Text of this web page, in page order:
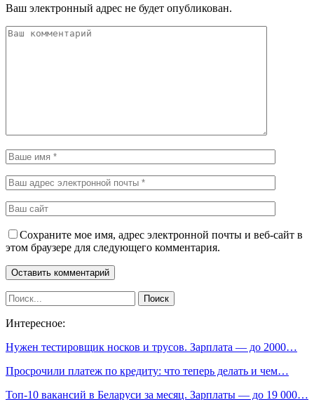
Ваш электронный адрес не будет опубликован.
Сохраните мое имя, адрес электронной почты и веб-сайт в
этом браузере для следующего комментария.
Интересное:
Нужен тестировщик носков и трусов. Зарплата — до 2000…
Просрочили платеж по кредиту: что теперь делать и чем…
Топ-10 вакансий в Беларуси за месяц. Зарплаты — до 19 000…